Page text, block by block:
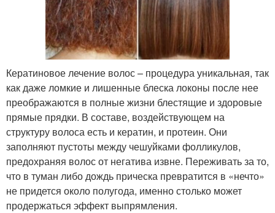
Кератиновое лечение волос – процедура уникальная, так
как даже ломкие и лишенные блеска локоны после нее
преображаются в полные жизни блестящие и здоровые
прямые прядки. В составе, воздействующем на
структуру волоса есть и кератин, и протеин. Они
заполняют пустоты между чешуйками фолликулов,
предохраняя волос от негатива извне. Переживать за то,
что в туман либо дождь прическа превратится в «нечто»
не придется около полугода, именно столько может
продержаться эффект выпрямления.